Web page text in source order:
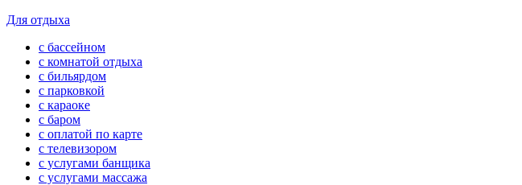
Для отдыха
с бассейном
с комнатой отдыха
с бильярдом
с парковкой
с караоке
с баром
с оплатой по карте
с телевизором
с услугами банщика
с услугами массажа